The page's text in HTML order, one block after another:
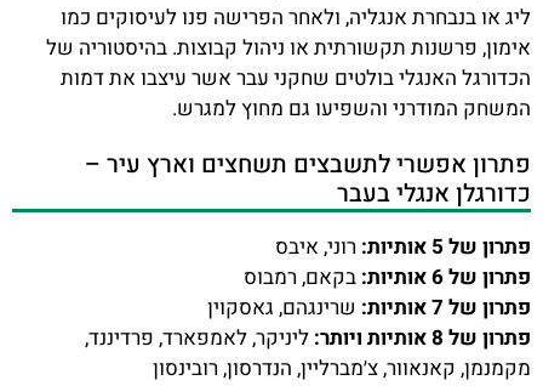
ליג או בנבחרת אנגליה, ולאחר הפרישה פנו לעיסוקים כמו
אימון, פרשנות תקשורתית או ניהול קבוצות. בהיסטוריה של
הכדורגל האנגלי בולטים שחקני עבר אשר עיצבו את דמות
המשחק המודרני והשפיעו גם מחוץ למגרש.
פתרון אפשרי לתשבצים תשחצים וארץ עיר –
כדורגלן אנגלי בעבר
פתרון של 5 אותיות:
רוני, איבס
פתרון של 6 אותיות:
בקאם, רמבוס
פתרון של 7 אותיות:
שרינגהם, גאסקוין
פתרון של 8 אותיות ויותר:
ליניקר, לאמפארד, פרדיננד,
מקמנמן, קאנאוור, צ׳מברליין, הנדרסון, רובינסון